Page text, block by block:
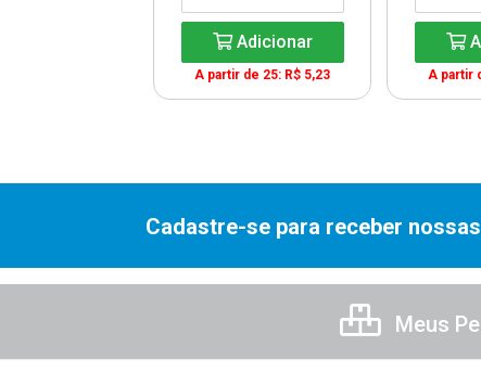
Adicionar
A partir de 25: R$ 5,23 A partir
Cadastre-se para receber
Meus